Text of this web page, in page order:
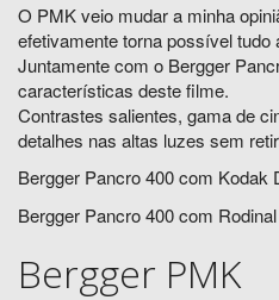
O PMK veio mudar a minha
efetivamente torna possível tudo
Juntamente com o Bergger
características deste filme.
Contrastes salientes, gama de
detalhes nas altas luzes sem
Bergger Pancro 400 com Kodak
Bergger Pancro 400 com
Bergger PMK